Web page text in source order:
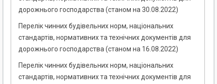
дорожнього господарства (станом на 30.08.2022)
Перелік чинних будівельних норм, національних
стандартів, нормативних та технічних документів для
дорожнього господарства (станом на 16.08.2022)
Перелік чинних будівельних норм, національних
стандартів, нормативних та технічних документів для